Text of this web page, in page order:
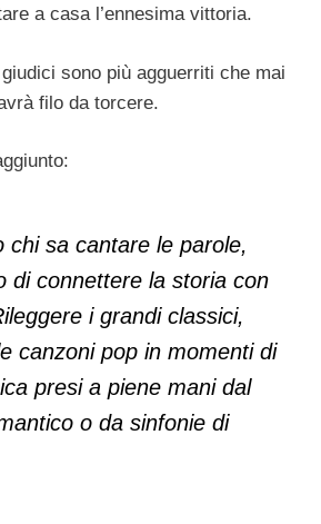
a casa l’ennesima vittoria.
sono più agguerriti che mai
filo da torcere.
chi sa cantare le parole,
di connettere la storia con
i grandi classici,
canzoni pop in momenti di
presi a piene mani dal
o da sinfonie di